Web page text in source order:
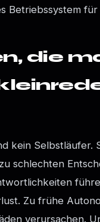
Betriebssystem
die
kein Selbstläufer.
schlechten
Zu frühe
verursachen.